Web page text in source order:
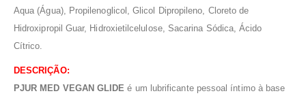
Aqua (Água), Propilenoglicol, Glicol Dipropileno, Cloreto de
Hidroxipropil Guar, Hidroxietilcelulose, Sacarina Sódica, Ácido
Cítrico.
DESCRIÇÃO:
PJUR MED VEGAN GLIDE é um lubrificante pessoal íntimo à base